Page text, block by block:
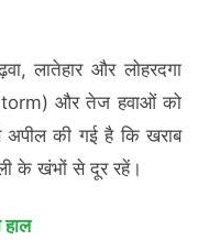
लातेहार और लोहरदगा
और तेज हवाओं को
अपील की गई है कि खराब
के खंभों से दूर रहें।